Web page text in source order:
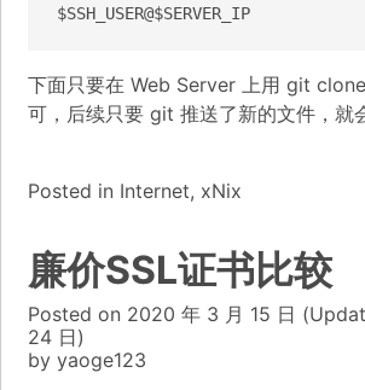
$SSH_USER@$SERVER_IP
下面只要在 Web Server 上用 git
可，后续只要 git 推送了新的文件，就
Posted in Internet, xNix
廉价SSL证书比较
Posted on 2020 年 3 月 15 日
24 日)
by yaoge123